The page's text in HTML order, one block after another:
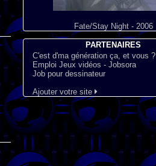
Fate/Stay Night - 2006
PARTENAIRES
C'est d'ma génération ça, et vous ?
Emploi Jeux vidéos - Jobsora
Job pour dessinateur
Ajouter votre site